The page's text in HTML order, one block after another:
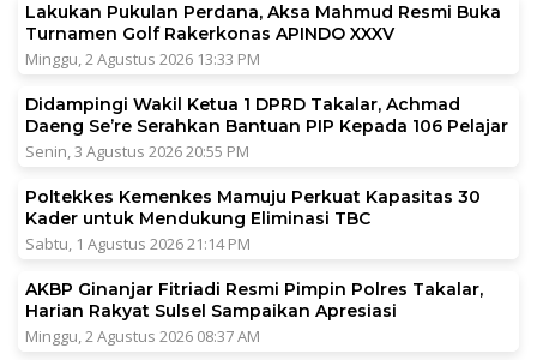
Lakukan Pukulan Perdana, Aksa Mahmud Resmi Buka
Turnamen Golf Rakerkonas APINDO XXXV
Minggu, 2 Agustus 2026 13:33 PM
Didampingi Wakil Ketua 1 DPRD Takalar, Achmad
Daeng Se’re Serahkan Bantuan PIP Kepada 106 Pelajar
Senin, 3 Agustus 2026 20:55 PM
Poltekkes Kemenkes Mamuju Perkuat Kapasitas 30
Kader untuk Mendukung Eliminasi TBC
Sabtu, 1 Agustus 2026 21:14 PM
AKBP Ginanjar Fitriadi Resmi Pimpin Polres Takalar,
Harian Rakyat Sulsel Sampaikan Apresiasi
Minggu, 2 Agustus 2026 08:37 AM